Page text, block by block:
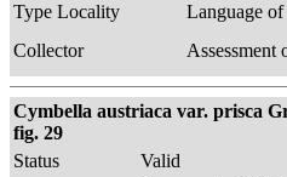
Type Locality
Language
Collector
Assessment
Cymbella austriaca var. prisca
fig. 29
Status
Valid